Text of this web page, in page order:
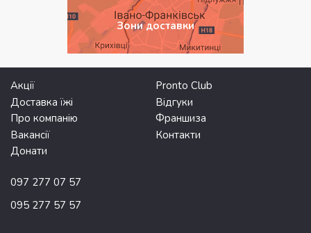
Зони доставки
Акції
Pronto Club
Доставка їжі
Відгуки
Про компанію
Франшиза
Вакансії
Контакти
Донати
097 277 07 57
095 277 57 57